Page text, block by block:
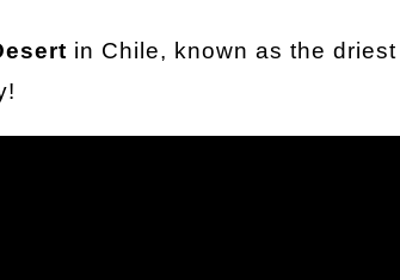
in Chile, known as the